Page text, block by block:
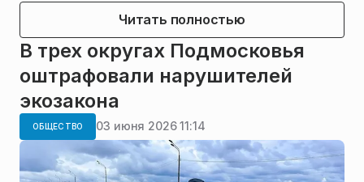
Читать полностью
В трех округах Подмосковья
оштрафовали нарушителей
экозакона
ОБЩЕСТВО 03 июня 2026 11:14